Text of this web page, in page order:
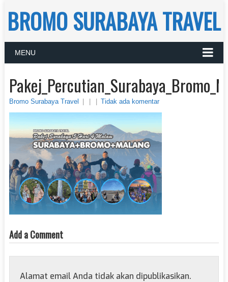
BROMO SURABAYA TRAVEL
MENU
Bromo Surabaya Travel Tidak ada komentar
Add a Comment
Alamat email Anda tidak akan dipublikasikan.